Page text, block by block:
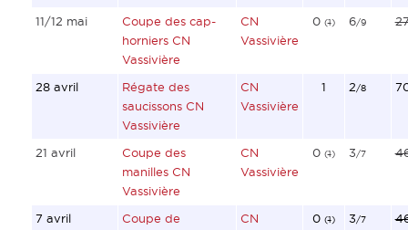
11/12 mai
Coupe des cap-
horniers CN
Vassivière
CN
Vassivière
0 (1) 6/9
28 avril
Régate des
saucissons CN
Vassivière
CN
Vassivière
1 2/8
21 avril
Coupe des
manilles CN
Vassivière
CN
Vassivière
0 (1) 3/7
7 avril
Coupe de
CN
0 (1) 3/7